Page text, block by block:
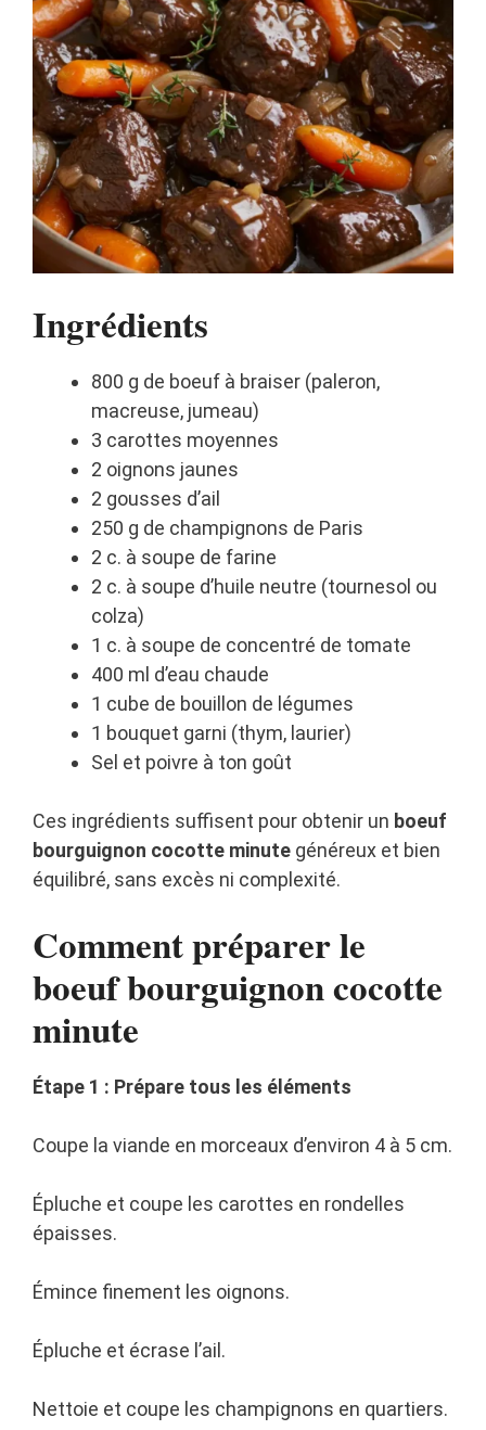
Ingrédients
800 g de boeuf à braiser (paleron,
macreuse, jumeau)
3 carottes moyennes
2 oignons jaunes
2 gousses d’ail
250 g de champignons de Paris
2 c. à soupe de farine
2 c. à soupe d’huile neutre (tournesol ou
colza)
1 c. à soupe de concentré de tomate
400 ml d’eau chaude
1 cube de bouillon de légumes
1 bouquet garni (thym, laurier)
Sel et poivre à ton goût
Ces ingrédients suffisent pour obtenir un boeuf
bourguignon cocotte minute généreux et bien
équilibré, sans excès ni complexité.
Comment préparer le
boeuf bourguignon cocotte
minute
Étape 1 : Prépare tous les éléments
Coupe la viande en morceaux d’environ 4 à 5 cm.
Épluche et coupe les carottes en rondelles
épaisses.
Émince finement les oignons.
Épluche et écrase l’ail.
Nettoie et coupe les champignons en quartiers.